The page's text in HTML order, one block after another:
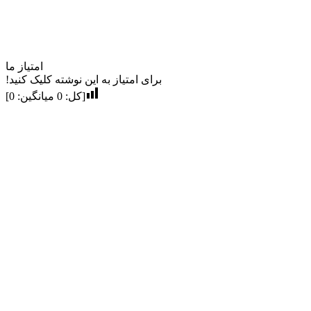
امتیاز ما
برای امتیاز به این نوشته کلیک کنید!
[کل: 0 میانگین: 0
]